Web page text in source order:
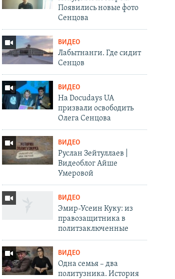
Появились новые фото
Сенцова
ВИДЕО
Лабытнанги. Где сидит
Сенцов
ВИДЕО
На Docudays UA
призвали освободить
Олега Сенцова
ВИДЕО
Руслан Зейтуллаев |
Видеоблог Айше
Умеровой
ВИДЕО
Эмир-Усеин Куку: из
правозащитника в
политзаключенные
ВИДЕО
Одна семья – два
политузника. История